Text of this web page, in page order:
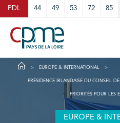
PDL 44 49 53 72 85
EUROPE & INTERNATIONAL
PRÉSIDENCE IRLANDAISE DU CONSEIL
PRIORITÉS POUR LES
EUROPE &
Cookies management panel